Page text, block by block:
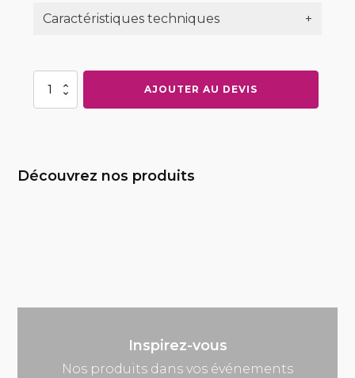
Caractéristiques techniques +
quantité
bois
AJOUTER AU DEVIS
Découvrez nos produits
Inspirez-vous
Nos produits dans vos événements